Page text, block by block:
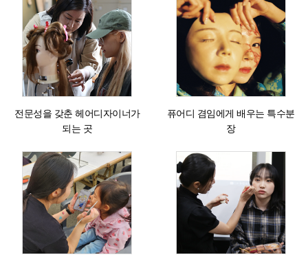
전문성을 갖춘 헤어디자이너가
되는 곳
퓨어디 겸임에게 배우는 특수분
장